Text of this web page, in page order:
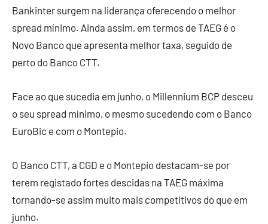
Bankinter surgem na liderança oferecendo o melhor
spread mínimo. Ainda assim, em termos de TAEG é o
Novo Banco que apresenta melhor taxa, seguido de
perto do Banco CTT.
Face ao que sucedia em junho, o Millennium BCP desceu
o seu spread mínimo, o mesmo sucedendo com o Banco
EuroBic e com o Montepio.
O Banco CTT, a CGD e o Montepio destacam-se por
terem registado fortes descidas na TAEG máxima
tornando-se assim muito mais competitivos do que em
junho.